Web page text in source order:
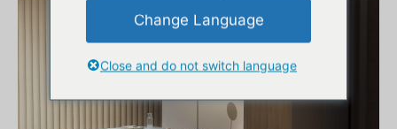
Change Language
Close and do not switch language